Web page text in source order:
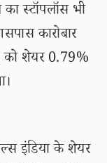
स्टॉपलॉस भी
कारोबार
को शेयर 0.79%
इंडिया के शेयर